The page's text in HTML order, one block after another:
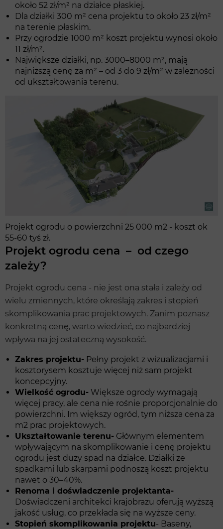
około 52 zł/m² na działce płaskiej.
Dla działki 300 m² cena projektu to około 23 zł/m²
na terenie płaskim.
Przy ogrodzie 1000 m² koszt projektu wynosi około
11 zł/m².
Największe działki, np. 3000–8000 m², mają
najniższą cenę za m² – od 3 do 9 zł/m² w zależności
od ukształtowania terenu.
Projekt ogrodu o powierzchni 25 000 m2 - koszt ok
55-60 tyś zł.
Projekt ogrodu cena – od czego
zależy?
Projekt ogrodu cena - nie jest ona stała i zależy od
wielu zmiennych, które określają zakres i stopień
skomplikowania prac projektowych. Zanim poznasz
konkretną cenę, warto wiedzieć, co najbardziej
wpływa na jej ostateczną wysokość.
Zakres projektu- Pełny projekt z wizualizacjami i
kosztorysem kosztuje więcej niż sam projekt
koncepcyjny.
Wielkość ogrodu- Większe ogrody wymagają
więcej pracy, ale cena nie rośnie proporcjonalnie do
powierzchni. Im większy ogród, tym niższa cena za
m2 prac projektowych.
Ukształtowanie terenu- Głównym elementem
wpływającym na skomplikowanie i cenę projektu
ogrodu jest duży spad na działce. Działki ze
spadkami lub skarpami podnoszą koszt projektu
nawet o 30–40%.
Renoma i doświadczenie projektanta-
Doświadczeni architekci krajobrazu oferują wyższą
jakość usług, co przekłada się na wyższe ceny.
Stopień skomplikowania projektu- Baseny,